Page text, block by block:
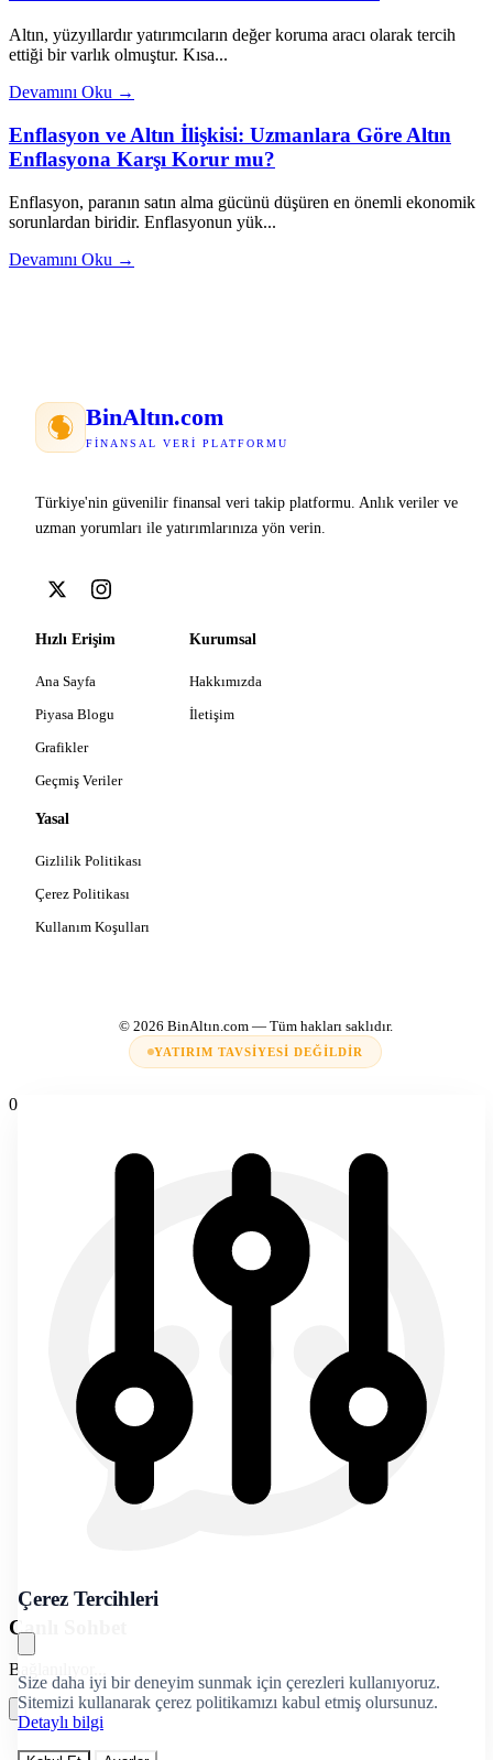
Altın, yüzyıllardır yatırımcıların değer koruma aracı olarak tercih
ettiği bir varlık olmuştur. Kısa...
Devamını Oku →
Enflasyon ve Altın İlişkisi: Uzmanlara Göre Altın
Enflasyona Karşı Korur mu?
Enflasyon, paranın satın alma gücünü düşüren en önemli ekonomik
sorunlardan biridir. Enflasyonun yük...
Devamını Oku →
BinAltın.com
FINANSAL VERI PLATFORMU
Türkiye'nin güvenilir finansal veri takip platformu. Anlık veriler ve
uzman yorumları ile yatırımlarınıza yön verin.
Hızlı Erişim
Ana Sayfa
Piyasa Blogu
Grafikler
Geçmiş Veriler
Kurumsal
Hakkımızda
İletişim
Yasal
Gizlilik Politikası
Çerez Politikası
Kullanım Koşulları
© 2026 BinAltın.com— Tüm hakları saklıdır.
YATIRIM TAVSIYESI DEĞILDIR
Çerez Tercihleri
Size daha iyi bir deneyim sunmak için çerezleri kullanıyoruz.
Sitemizi kullanarak çerez politikamızı kabul etmiş olursunuz.
Detaylı bilgi
0
Canlı Sohbet
Bağlanılıyor...